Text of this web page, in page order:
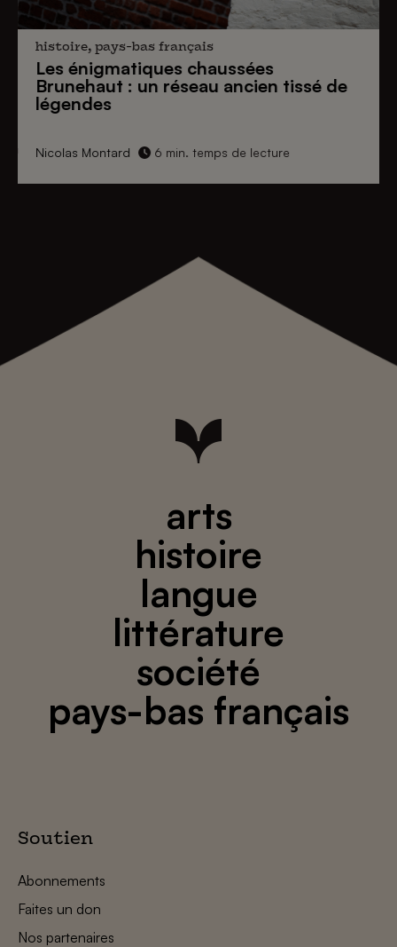
histoire, pays-bas français
Les énigmatiques chaussées
Brunehaut : un réseau ancien tissé de
légendes
Nicolas Montard 6 min. temps de lecture
arts
histoire
langue
littérature
société
pays-bas français
Soutien
Abonnements
Faites un don
Nos partenaires